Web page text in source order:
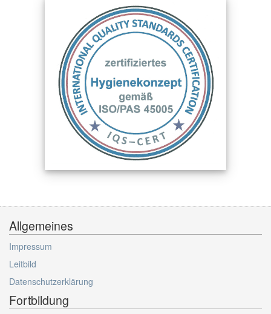
Allgemeines
Impressum
Leitbild
Datenschutzerklärung
Fortbildung